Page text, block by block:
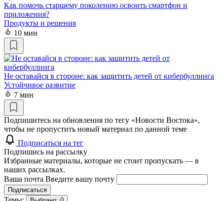
Как помочь старшему поколению освоить смартфон и
приложения?
Продукты и решения
10 мин
Не оставайся в стороне: как защитить детей от кибербуллинга
Устойчивое развитие
7 мин
Подпишитесь на обновления по тегу «Новости Востока»,
чтобы не пропустить новый материал по данной теме
Подписаться на тег
Подпишись на рассылку
Избранные материалы, которые не стоит пропускать — в
наших рассылках.
Ваша почта Введите вашу почту
Подписаться